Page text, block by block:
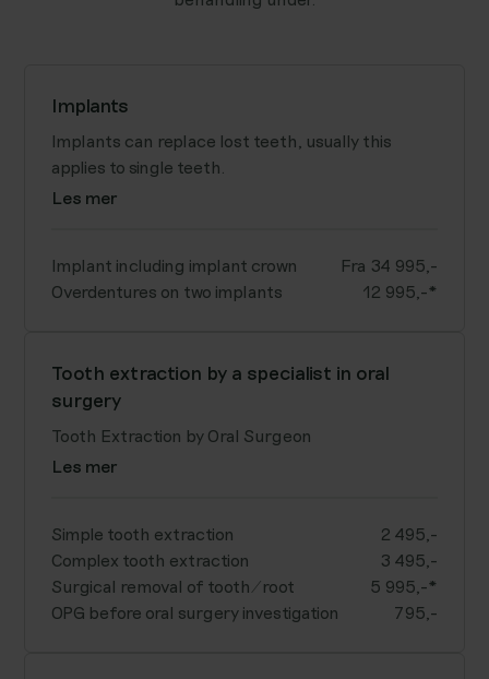
Implants
Implants can replace lost teeth, usually this
applies to single teeth.
Les mer
Implant including implant crown
Fra 34 995,-
Overdentures on two implants
12 995,-*
Tooth extraction by a specialist in oral
surgery
Tooth Extraction by Oral Surgeon
Les mer
Simple tooth extraction
2 495,-
Complex tooth extraction
3 495,-
Surgical removal of tooth/root
5 995,-*
OPG before oral surgery investigation
795,-